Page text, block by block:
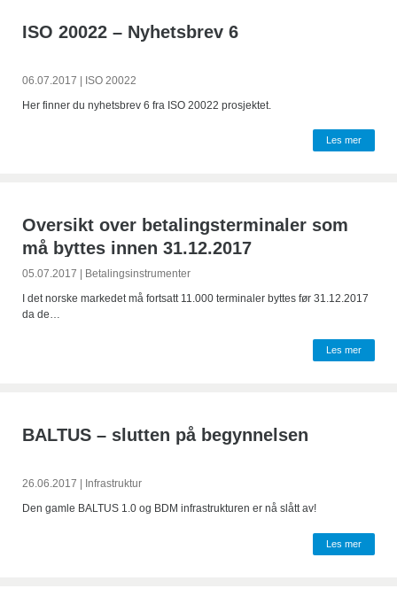
ISO 20022 – Nyhetsbrev 6
06.07.2017 | ISO 20022
Her finner du nyhetsbrev 6 fra ISO 20022 prosjektet.
Les mer
Oversikt over betalingsterminaler som
må byttes innen 31.12.2017
05.07.2017
Betalingsinstrumenter
I det norske markedet må fortsatt 11.000 terminaler byttes før 31.12.2017
da de…
Les mer
BALTUS – slutten på begynnelsen
26.06.2017
Infrastruktur
Den gamle BALTUS 1.0 og BDM infrastrukturen er nå slått av!
Les mer